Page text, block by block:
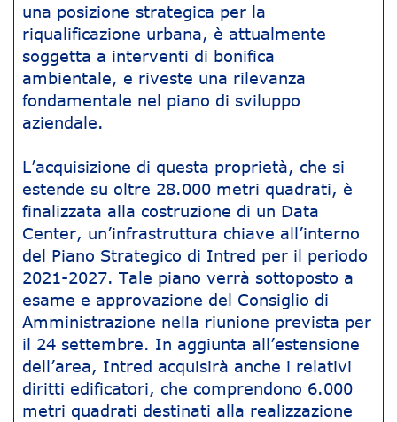
una posizione strategica per la
riqualificazione urbana, è attualmente
soggetta a interventi di bonifica
ambientale, e riveste una rilevanza
fondamentale nel piano di sviluppo
aziendale.
L’acquisizione di questa proprietà, che si
estende su oltre 28.000 metri quadrati, è
finalizzata alla costruzione di un Data
Center, un’infrastruttura chiave all’interno
del Piano Strategico di Intred per il periodo
2021-2027. Tale piano verrà sottoposto a
esame e approvazione del Consiglio di
Amministrazione nella riunione prevista per
il 24 settembre. In aggiunta all’estensione
dell’area, Intred acquisirà anche i relativi
diritti edificatori, che comprendono 6.000
metri quadrati destinati alla realizzazione